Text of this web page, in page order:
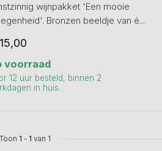
wijnpakket 'Een mooie
Bronzen beeldje van é...
voorraad
12 uur besteld, binnen 2
in huis.
Toon 1 - 1 van 1